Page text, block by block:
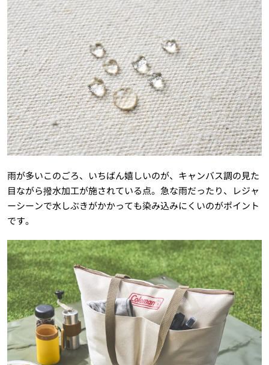
雨が多いこのごろ、いちばん嬉しいのが、キャンバス調の見た
目ながら撥水加工が施されている点。急な雨だったり、レジャ
ーシーンで水しぶきがかかっても染み込みにくいのがポイント
です。